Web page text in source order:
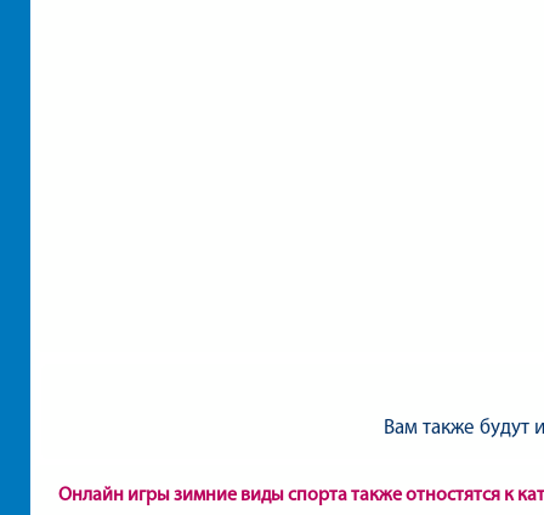
Вам также будут
Онлайн игры зимние виды спорта также отностятся к